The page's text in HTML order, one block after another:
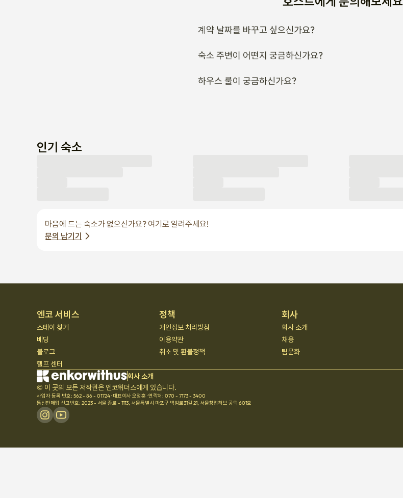
계약 날짜를 바꾸고 싶으신가요?
숙소 주변이 어떤지 궁금하신가요?
하우스 룰이 궁금하신가요?
인기 숙소
마음에 드는 숙소가 없으신가요? 여기로 알려주세요!
문의 남기기
엔코 서비스
스테이 찾기
베딩
블로그
헬프 센터
정책
개인정보 처리방침
이용약관
취소 및 환불정책
회사
회사 소개
채용
팀문화
회사 소개
© 이 곳의 모든 저작권은 엔코위더스에게 있습니다.
사업자 등록 번호: 562 - 86 - 01724·대표이사 오정훈 ·연락처: 070 - 7173 - 3400
통신판매업 신고번호: 2023 - 서울 종로 - 1113, 서울특별시 마포구 백범로31길 21, 서울창업허브 공덕 601호